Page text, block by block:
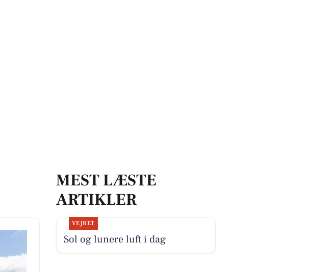
MEST LÆSTE
ARTIKLER
VEJRET
Sol og lunere luft i dag